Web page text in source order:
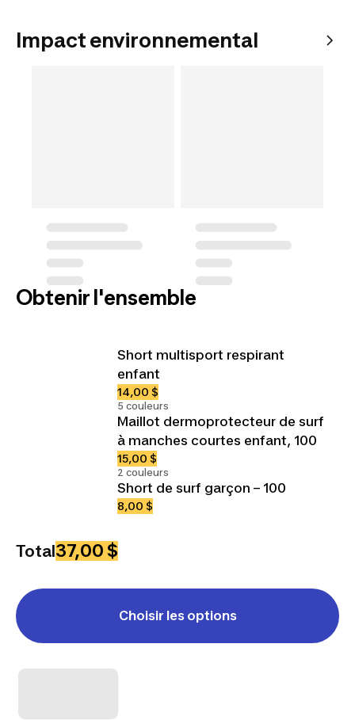
Impact environnemental
Obtenir l'ensemble
Short multisport respirant
enfant
14,00 $
5 couleurs
Maillot dermoprotecteur de surf
à manches courtes enfant, 100
15,00 $
2 couleurs
Short de surf garçon – 100
8,00 $
Total37,00 $
Choisir les options